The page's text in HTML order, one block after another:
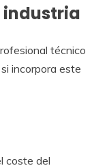
industria
técnico
incorpora este
coste del